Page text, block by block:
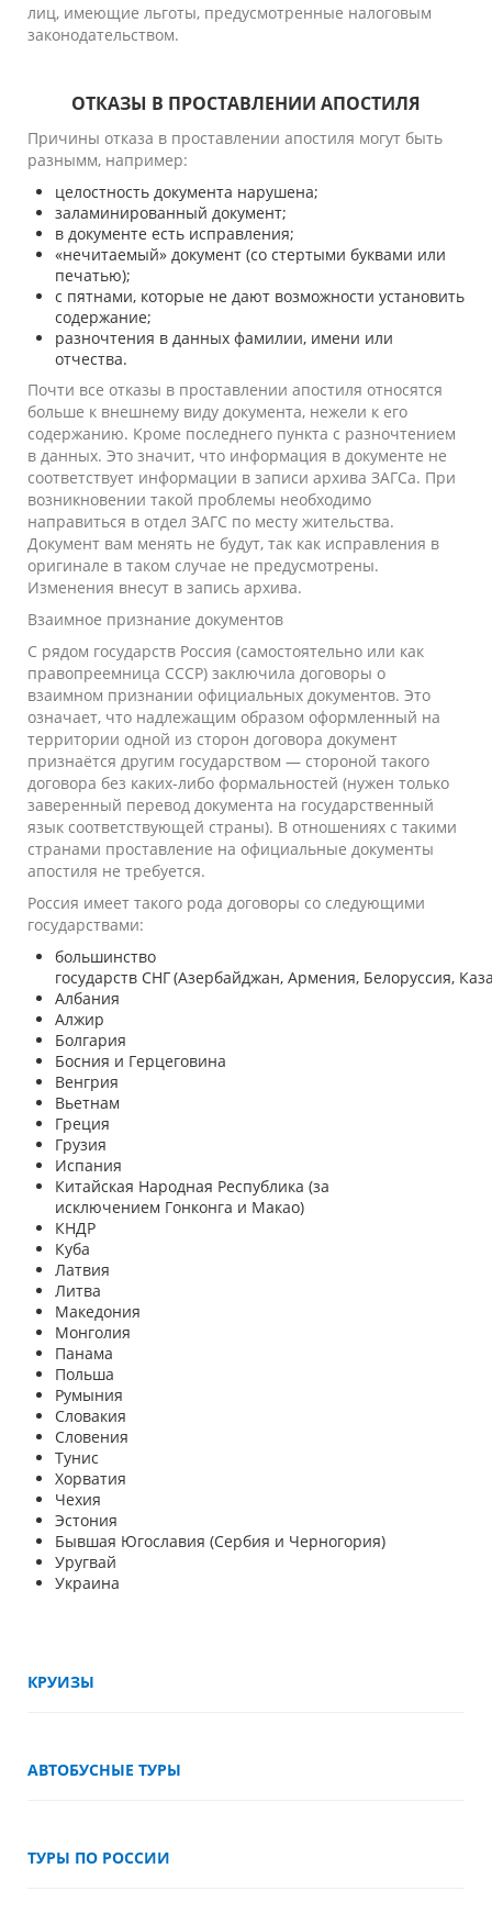
лиц, имеющие льготы, предусмотренные налоговым
законодательством.
ОТКАЗЫ В ПРОСТАВЛЕНИИ АПОСТИЛЯ
Причины отказа в проставлении апостиля могут быть
разнымм, например:
целостность документа нарушена;
заламинированный документ;
в документе есть исправления;
«нечитаемый» документ (со стертыми буквами или
печатью);
с пятнами, которые не дают возможности установить
содержание;
разночтения в данных фамилии, имени или
отчества.
Почти все отказы в проставлении апостиля относятся
больше к внешнему виду документа, нежели к его
содержанию. Кроме последнего пункта с разночтением
в данных. Это значит, что информация в документе не
соответствует информации в записи архива ЗАГСа. При
возникновении такой проблемы необходимо
направиться в отдел ЗАГС по месту жительства.
Документ вам менять не будут, так как исправления в
оригинале в таком случае не предусмотрены.
Изменения внесут в запись архива.
Взаимное признание документов
С рядом государств Россия (самостоятельно или как
правопреемница СССР) заключила договоры о
взаимном признании официальных документов. Это
означает, что надлежащим образом оформленный на
территории одной из сторон договора документ
признаётся другим государством — стороной такого
договора без каких-либо формальностей (нужен только
заверенный перевод документа на государственный
язык соответствующей страны). В отношениях с такими
странами проставление на официальные документы
апостиля не требуется.
Россия имеет такого рода договоры со следующими
государствами:
большинство
государств СНГ(Азербайджан, Армения, Белоруссия,
Албания
Алжир
Болгария
Босния и Герцеговина
Венгрия
Вьетнам
Греция
Грузия
Испания
Китайская Народная Республика (за
исключением Гонконга и Макао)
КНДР
Куба
Латвия
Литва
Македония
Монголия
Панама
Польша
Румыния
Словакия
Словения
Тунис
Хорватия
Чехия
Эстония
Бывшая Югославия (Сербия и Черногория)
Уругвай
Украина
КРУИЗЫ
АВТОБУСНЫЕ ТУРЫ
ТУРЫ ПО РОССИИ